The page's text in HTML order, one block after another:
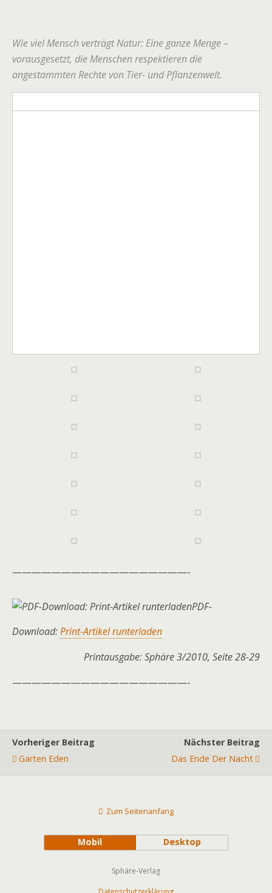
Wie viel Mensch verträgt Natur: Eine ganze Menge –
vorausgesetzt, die Menschen respektieren die
angestammten Rechte von Tier- und Pflanzenwelt.
——————————————————-
PDF-
Download:Print-Artikel runterladen
Printausgabe: Sphäre 3/2010, Seite 28-29
——————————————————-
Vorheriger Beitrag
Garten Eden
Nächster Beitrag
Das Ende Der Nacht
Zum Seitenanfang
Mobil Desktop
Sphäre-Verlag